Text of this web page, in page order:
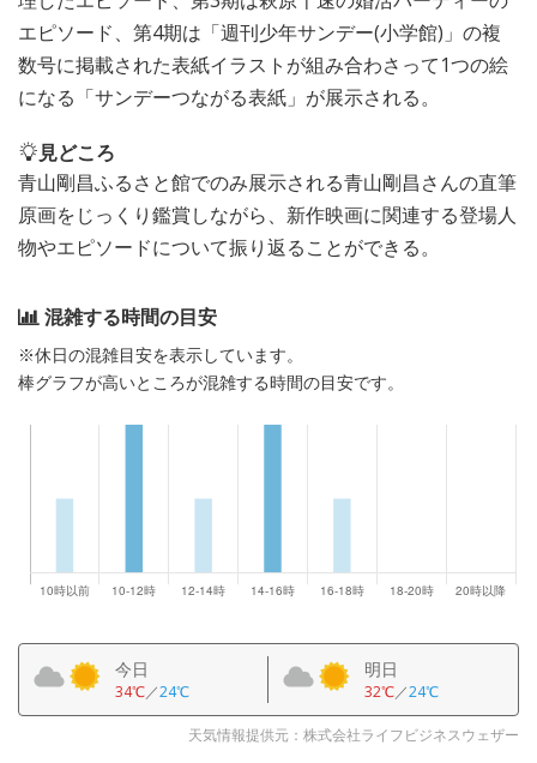
エピソード、第4期は「週刊少年サンデー(小学館)」の複
数号に掲載された表紙イラストが組み合わさって1つの絵
になる「サンデーつながる表紙」が展示される。
見どころ
青山剛昌ふるさと館でのみ展示される青山剛昌さんの直筆
原画をじっくり鑑賞しながら、新作映画に関連する登場人
物やエピソードについて振り返ることができる。
混雑する時間の目安
※休日の混雑目安を表示しています。
棒グラフが高いところが混雑する時間の目安です。
今日
34℃／24℃
明日
32℃／24℃
天気情報提供元：株式会社ライフビジネスウェザー